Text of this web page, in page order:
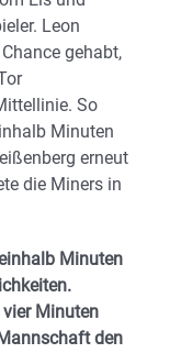
Leon
gehabt,
So
Minuten
erneut
die Miners in
Minuten
Minuten
den